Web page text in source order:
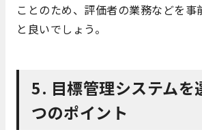
ことのため、評価者の業務などを事
と良いでしょう。
5. 目標管理システムを
つのポイント